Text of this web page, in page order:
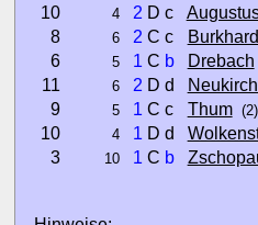
10 4 2 D c
8 6 2 C c
6 5 1 C b Drebach
11 6 2 D d
9 5 1 C c Thum (2)
10 4 1 D d
3 10 1 C b